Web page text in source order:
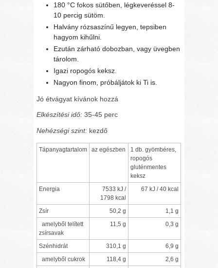
180 °C fokos sütőben, légkeveréssel 8-
10 percig sütöm.
Halvány rózsaszínű legyen, tepsiben
hagyom kihűlni.
Ezután zárható dobozban, vagy üvegben
tárolom.
Igazi ropogós keksz.
Nagyon finom, próbáljátok ki Ti is.
Jó étvágyat kívánok hozzá
Elkészítési idő: 35-45 perc
Nehézségi szint: kezdő
Tápanyagtartalom az egészben
1 db. gyömbéres,
ropogós
gluténmentes
keksz
Energia
7533 kJ /
1798 kcal
67 kJ / 40 kcal
Zsír 50,2 g
1,1 g
amelyből telített
zsírsavak
11,5 g 0,3 g
Szénhidrát 310,1 g
6,9 g
amelyből cukrok
118,4 g
2,6 g